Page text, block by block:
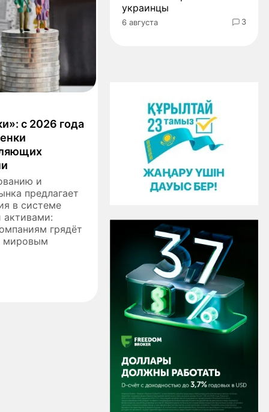
с 2026 года
и
предлагает
в системе
активами:
грядёт
мировым
украинцы
6 августа 3